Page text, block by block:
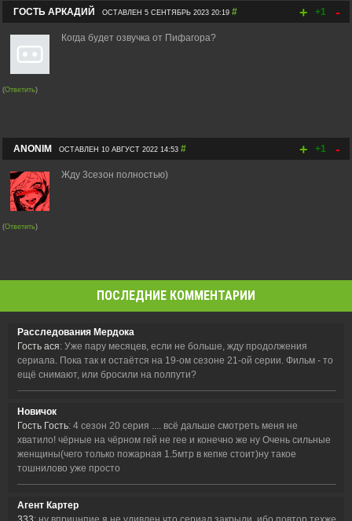
+ +1 -
ГОСТЬ АРКАДИЙ ОСТАВЛЕН 5 СЕНТЯБРЬ 2023 20:19 #
Когда будет озвучка от Пифагора?
(Ответить)
+ +1 -
ANONIM ОСТАВЛЕН 10 АВГУСТ 2022 14:53 #
Жду 3сезон полностью)
(Ответить)
ПОСЛЕДНИЕ КОММЕНТАРИИ
Расследования Мердока
Гость ася: Уже пару месяцев, если не больше, жду продолжения
сериала. Пока так и остаётся на 19-ом сезоне 21-ой серии. Фильм - то
ещё снимают, или бросили на полпути?
Новичок
Гость Гость: 4 сезон 20 серия .... всё дальше смотреть меня не
хватило! чёрные на чёрном гей не гее и конечно же ну Очень сильные
женщины(чего только пожарная 1.5мтр в кепке стоит)ну такое
тошнилово уже просто
Агент Картер